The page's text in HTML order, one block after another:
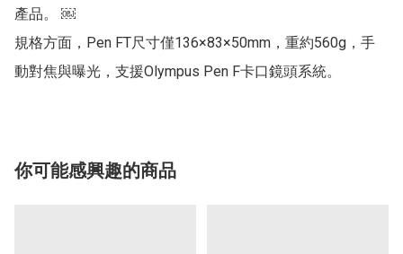
產品。 ￼
規格方面，Pen FT尺寸僅136×83×50mm，重約560g，手
動對焦與曝光，支援Olympus Pen F卡口鏡頭系統。
你可能感興趣的商品